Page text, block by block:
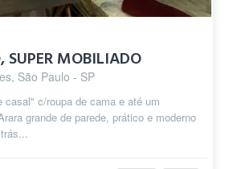
SUPER MOBILIADO
São Paulo - SP
casal" c/roupa de cama e até um
grande de parede, prático e moderno